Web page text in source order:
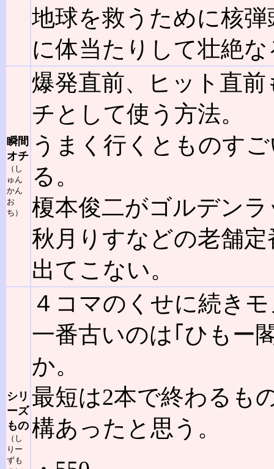
地球を救うために核
に体当たりして壮絶
瞬間
オチ
（し
ゅん
かん
お
ち）
爆発直前、ヒット直
チとして使う方法。
うまく行くとものす
る。
榎本俊二がゴルデン
秋月りすなどの老舗
出てこない。
シリ
ーズ
もの
（し
りー
ずも
４コマのくせに続き
一番古いのは｢ひもー
か。
最短は2本で終わるも
構あったと思う。